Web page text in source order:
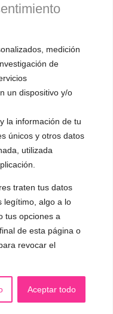
medición
de
un dispositivo y/o
la información de tu
únicos y otros datos
utilizada
traten tus datos
legítimo, algo a lo
tus opciones a
de esta página o
revocar el
Aceptar todo